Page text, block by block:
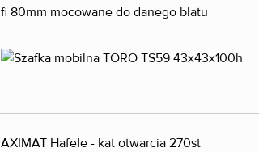
fi 80mm mocowane do danego blatu
AXIMAT Hafele - kat otwarcia 270st